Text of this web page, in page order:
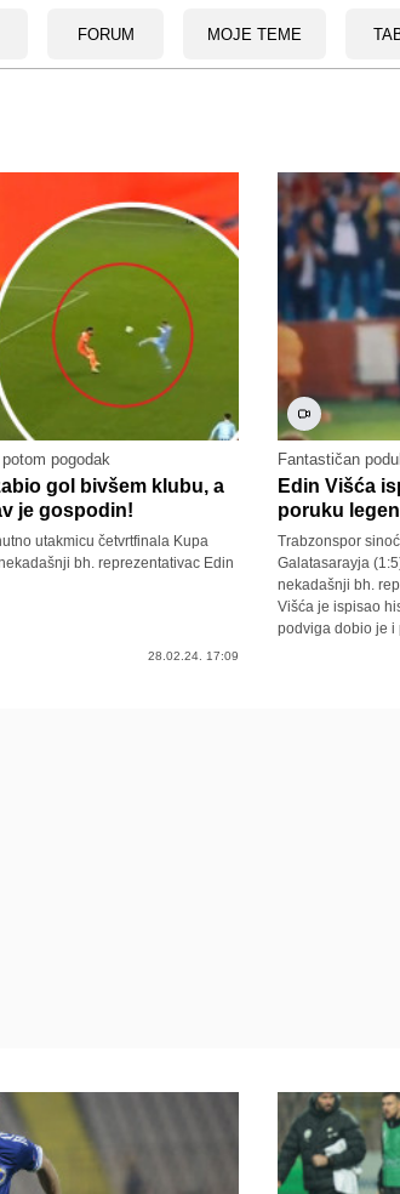
FORUM MOJE TEME
pogodak
gol bivšem klubu, a
je gospodin!
utakmicu četvrtfinala Kupa
bh. reprezentativac Edin
28.02.24. 17:09
Fantastičan
Edin Višća
poruku
Trabzonspor
Galatasarayja
nekadašnji bh.
Višća je ispisao
podviga dobio je i